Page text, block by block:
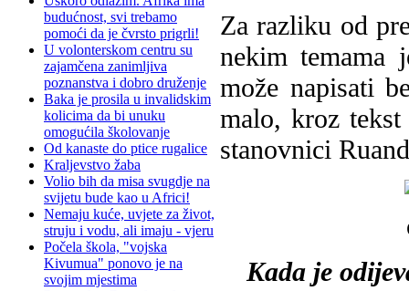
budućnost, svi trebamo
pomoći da je čvrsto prigrli!
U volonterskom centru su
zajamčena zanimljiva
poznanstva i dobro druženje
Baka je prosila u invalidskim
kolicima da bi unuku
omogućila školovanje
Od kanaste do ptice rugalice
Kraljevstvo žaba
Volio bih da misa svugdje na
svijetu bude kao u Africi!
Nemaju kuće, uvjete za život,
struju i vodu, ali imaju - vjeru
Počela škola, "vojska
Kivumua" ponovo je na
svojim mjestima
Za razliku od
nekim temama
može napisati
malo, kroz
stanovnici
Kada je